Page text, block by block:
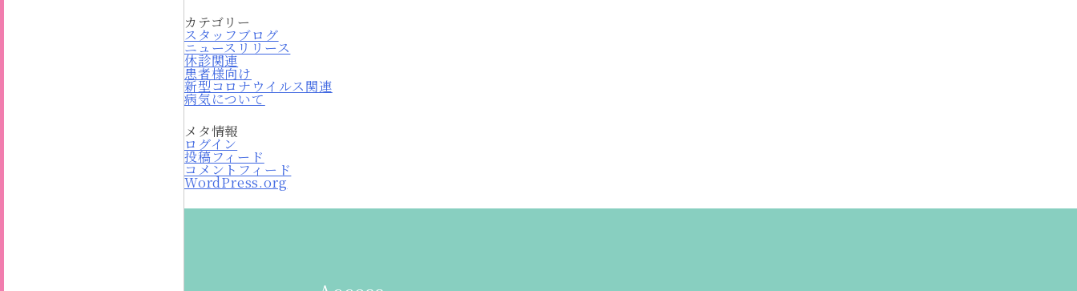
カテゴリー
スタッフブログ
ニュースリリース
休診関連
患者様向け
新型コロナウイルス関連
病気について
メタ情報
ログイン
投稿フィード
コメントフィード
WordPress.org